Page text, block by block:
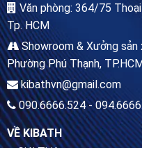
Văn phòng: 364/75
Tp. HCM
Showroom & Xưởng sản
Phường Phú Thạnh,
kibathvn@gmail.com
090.6666.524 -
VỀ KIBATH